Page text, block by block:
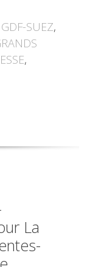
GDF-SUEZ,
,
La